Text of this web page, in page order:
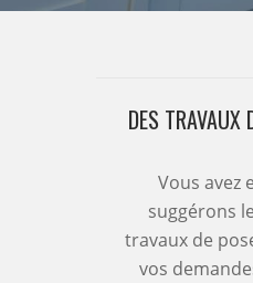
DES TRAVAUX
Vous avez
suggérons
travaux de
vos